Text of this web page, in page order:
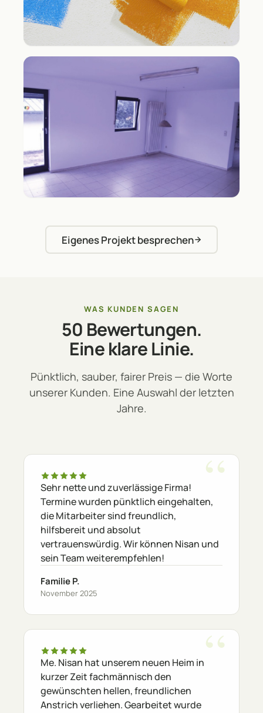
Farbgestaltung mit kreativen Akzenten
Wohnraum · neuer Anstrich
Eigenes Projekt besprechen
WAS KUNDEN SAGEN
50 Bewertungen.
Eine klare Linie.
Pünktlich, sauber, fairer Preis — die Worte
unserer Kunden. Eine Auswahl der letzten
Jahre.
Sehr nette und zuverlässige Firma!
Termine wurden pünktlich eingehalten,
die Mitarbeiter sind freundlich,
hilfsbereit und absolut
vertrauenswürdig. Wir können Nisan und
sein Team weiterempfehlen!
Familie P.
November 2025
Me. Nisan hat unserem neuen Heim in
kurzer Zeit fachmännisch den
gewünschten hellen, freundlichen
Anstrich verliehen. Gearbeitet wurde